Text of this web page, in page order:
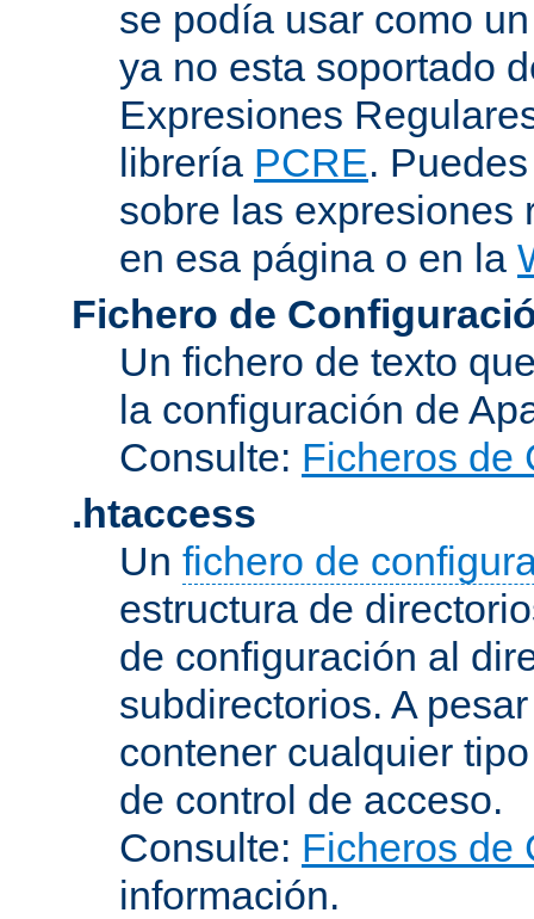
se podía usar como
ya no esta soportado
Expresiones
librería PCRE.
sobre las expresiones
en esa página o en la
Fichero de
Un fichero de texto
la configuración de
Consulte: Ficheros de
.htaccess
Un fichero de
estructura de
de configuración al
subdirectorios. A
contener cualquier
de control de acceso.
Consulte: Ficheros de
información.